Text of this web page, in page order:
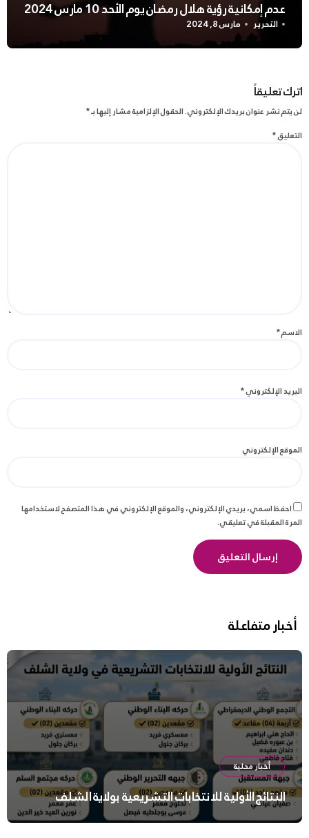
عدم إمكانية رؤية هلال رمضان يوم الأحد 10 مارس 2024
التحرير مارس 8, 2024
اترك تعليقاً
لن يتم نشر عنوان بريدك الإلكتروني.الحقول الإلزامية مشار إليها بـ*
التعليق*
الاسم*
البريد الإلكتروني*
الموقع الإلكتروني
احفظ اسمي، بريدي الإلكتروني، والموقع الإلكتروني في هذا المتصفح لاستخدامها
المرة المقبلة في تعليقي.
أخبار متفاعلة
أخبار محلية
النتائج الأولية للانتخابات التشريعية بولاية الشلف